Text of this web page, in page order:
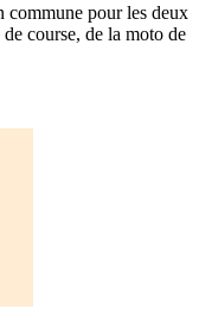
commune pour les deux
course, de la moto de